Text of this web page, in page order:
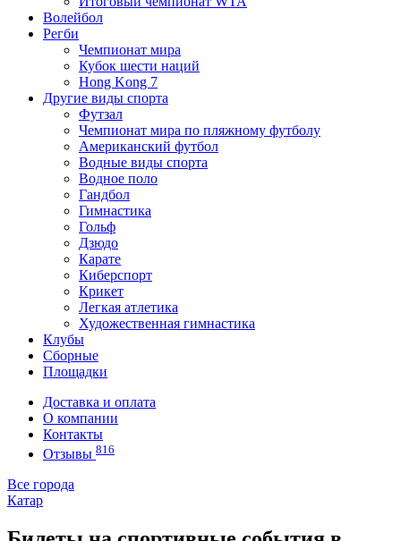
Волейбол
Регби
Чемпионат мира
Кубок шести наций
Hong Kong 7
Другие виды спорта
Футзал
Чемпионат мира по пляжному футболу
Американский футбол
Водные виды спорта
Водное поло
Гандбол
Гимнастика
Гольф
Дзюдо
Карате
Киберспорт
Крикет
Легкая атлетика
Художественная гимнастика
Клубы
Сборные
Площадки
Доставка и оплата
О компании
Контакты
Отзывы 816
Все города
Катар